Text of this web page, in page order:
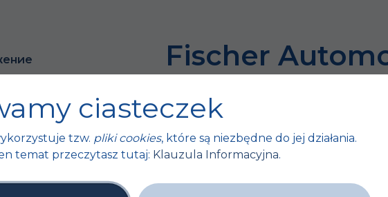
ЕС
Fischer
Успех больших
ciasteczek
tzw. pliki cookies, które są niezbędne do jej działania.
temat przeczytasz tutaj: Klauzula Informacyjna.